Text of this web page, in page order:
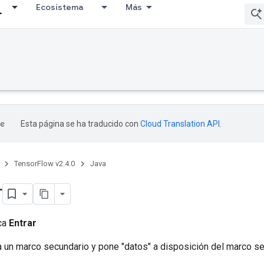
Ecosistema Más
Esta página se ha traducido con Cloud Translation API
TensorFlow v2.4.0 Java
Entrar
un marco secundario y pone "datos" a disposición del marco